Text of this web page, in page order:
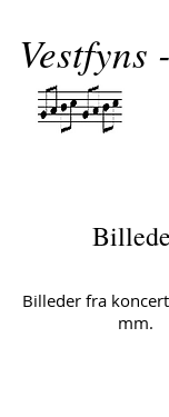
Billeder fra
mm.